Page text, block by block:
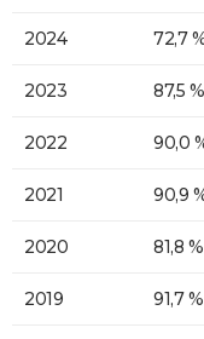
2024 72,7
2023 87,5 %
2022 90,0
2021 90,9
2020 81,8 %
2019 91,7 %